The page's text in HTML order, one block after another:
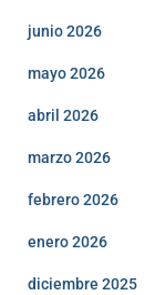
junio 2026
mayo 2026
abril 2026
marzo 2026
febrero 2026
enero 2026
diciembre 2025